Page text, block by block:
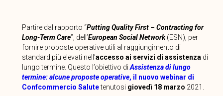
Partire dal rapporto “Putting Quality First – Contracting for
Long-Term Care”, dell’European Social Network(ESN), per
fornire proposte operative utili al raggiungimento di
standard più elevati nell’accesso ai servizi di assistenza di
lungo termine. Questo l’obiettivo di Assistenza di lungo
termine: alcune proposte operative, il nuovo webinar di
Confcommercio Salutetenutosi giovedì 18 marzo 2021.